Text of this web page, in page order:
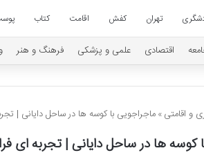
تهران کفش اقامت کتاب
اقتصادی علمی و پزشکی فرهنگ و هنر
و اقامتی » ماجراجویی با کوسه ها در ساحل دایانی |
کوسه ها در ساحل دایانی | تجربه ای